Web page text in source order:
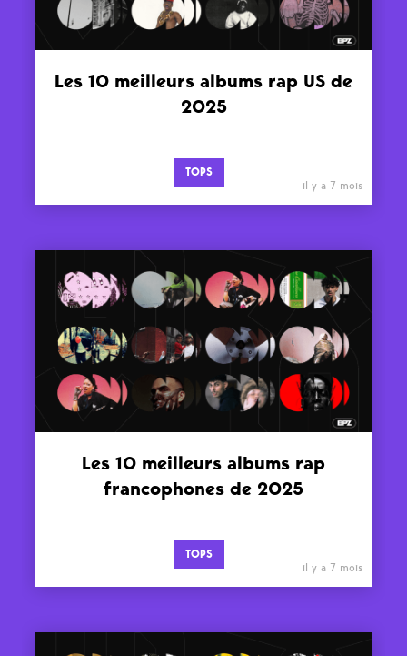
Les 10 meilleurs albums rap US de
2025
TOPS
il y a 7 mois
Les 10 meilleurs albums rap
francophones de 2025
TOPS
il y a 7 mois